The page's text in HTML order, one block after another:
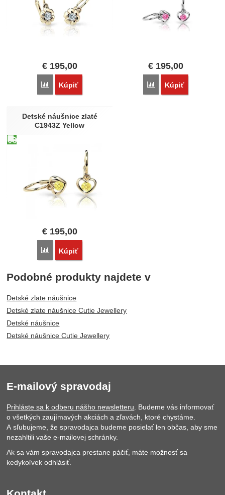
€ 195,00
Porovnať
Kúpiť
€195,00
Porovnať
Kúpiť
Detské náušnice zlaté
C1943Z Yellow
€ 195,00
Porovnať
Kúpiť
Podobné produkty najdete v
Detské zlate náušnice
Detské zlate náušnice Cutie Jewellery
Detské náušnice
Detské náušnice Cutie Jewellery
E-mailový spravodaj
Prihláste sa k odberu nášho newsletteru. Budeme vás informovať
o všetkých zaujímavých akciách a zľavách, ktoré chystáme.
A sľubujeme, že spravodajca budeme posielať len občas, aby sme
nezahltili vaše e-mailovej schránky.
Ak sa vám spravodajca prestane páčiť, máte možnosť sa
kedykoľvek odhlásiť.